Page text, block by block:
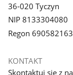
36-020 Tyczyn
NIP 8133304080
Regon 690582163
KONTAKT
Skontaktuj się z